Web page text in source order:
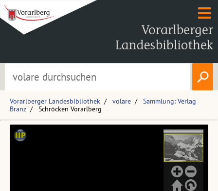
Vorarlberger Landesbibliothek volare
Sammlung: Verlag
Branz
Schröcken Vorarlberg